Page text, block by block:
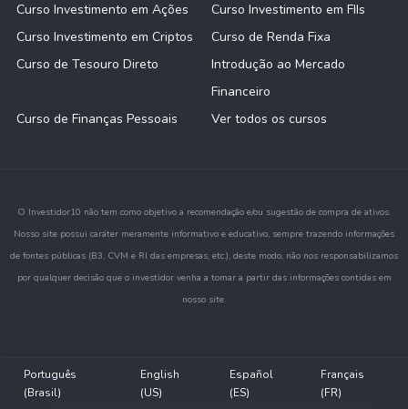
Curso Investimento em Ações
Curso Investimento em FIIs
Curso Investimento em Criptos
Curso de Renda Fixa
Curso de Tesouro Direto
Introdução ao Mercado
Financeiro
Curso de Finanças Pessoais
Ver todos os cursos
O Investidor10 não tem como objetivo a recomendação e/ou sugestão de compra de ativos.
Nosso site possui caráter meramente informativo e educativo, sempre trazendo informações
de fontes públicas (B3, CVM e RI das empresas, etc.), deste modo, não nos responsabilizamos
por qualquer decisão que o investidor venha a tomar a partir das informações contidas em
nosso site.
Português
(Brasil)
English
(US)
Español
(ES)
Français
(FR)